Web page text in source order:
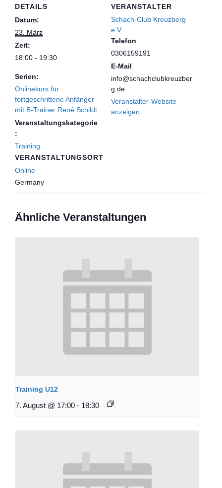
DETAILS
Datum:
23. März
Zeit:
18:00 - 19:30
Serien:
Onlinekurs für
fortgeschrittene Anfänger
mit B-Trainer René Schildt
Veranstaltungskategorie
:
Training
VERANSTALTUNGSORT
Online
Germany
VERANSTALTER
Schach-Club Kreuzberg
e.V.
Telefon
0306159191
E-Mail
info@schachclubkreuzber
g.de
Veranstalter-Website
anzeigen
Ähnliche Veranstaltungen
Training U12
7. August @ 17:00 - 18:30